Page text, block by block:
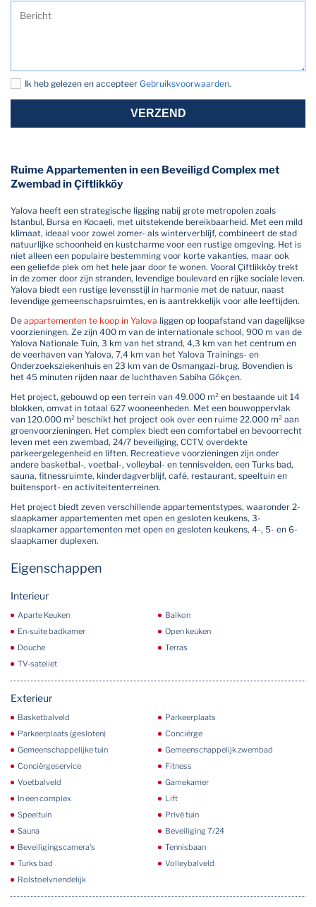
Ik heb gelezen en accepteer Gebruiksvoorwaarden.
VERZEND
Ruime Appartementen in een Beveiligd Complex met
Zwembad in Çiftlikköy
Yalova heeft een strategische ligging nabij grote metropolen zoals
Istanbul, Bursa en Kocaeli, met uitstekende bereikbaarheid. Met een mild
klimaat, ideaal voor zowel zomer- als winterverblijf, combineert de stad
natuurlijke schoonheid en kustcharme voor een rustige omgeving. Het is
niet alleen een populaire bestemming voor korte vakanties, maar ook
een geliefde plek om het hele jaar door te wonen. Vooral Çiftlikköy trekt
in de zomer door zijn stranden, levendige boulevard en rijke sociale leven.
Yalova biedt een rustige levensstijl in harmonie met de natuur, naast
levendige gemeenschapsruimtes, en is aantrekkelijk voor alle leeftijden.
De appartementen te koop in Yalova liggen op loopafstand van dagelijkse
voorzieningen. Ze zijn 400 m van de internationale school, 900 m van de
Yalova Nationale Tuin, 3 km van het strand, 4,3 km van het centrum en
de veerhaven van Yalova, 7,4 km van het Yalova Trainings- en
Onderzoeksziekenhuis en 23 km van de Osmangazi-brug. Bovendien is
het 45 minuten rijden naar de luchthaven Sabiha Gökçen.
Het project, gebouwd op een terrein van 49.000 m² en bestaande uit 14
blokken, omvat in totaal 627 wooneenheden. Met een bouwoppervlak
van 120.000 m² beschikt het project ook over een ruime 22.000 m² aan
groenvoorzieningen. Het complex biedt een comfortabel en bevoorrecht
leven met een zwembad, 24/7 beveiliging, CCTV, overdekte
parkeergelegenheid en liften. Recreatieve voorzieningen zijn onder
andere basketbal-, voetbal-, volleybal- en tennisvelden, een Turks bad,
sauna, fitnessruimte, kinderdagverblijf, café, restaurant, speeltuin en
buitensport- en activiteitenterreinen.
Het project biedt zeven verschillende appartementstypes, waaronder 2-
slaapkamer appartementen met open en gesloten keukens, 3-
slaapkamer appartementen met open en gesloten keukens, 4-, 5- en 6-
slaapkamer duplexen.
Eigenschappen
Interieur
Aparte Keuken
Balkon
En-suite badkamer
Open keuken
Douche
Terras
TV-sateliet
Exterieur
Basketbalveld
Parkeerplaats
Parkeerplaats (gesloten)
Conciërge
Gemeenschappelijke tuin
Gemeenschappelijk zwembad
Conciërgeservice
Fitness
Voetbalveld
Gamekamer
In een complex
Lift
Speeltuin
Privé tuin
Sauna
Beveiliging 7/24
Beveiligingscamera's
Tennisbaan
Turks bad
Volleybalveld
Rolstoelvriendelijk